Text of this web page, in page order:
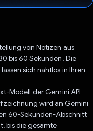
von Notizen aus
bis 60 Sekunden. Die
sich nahtlos in Ihren
Modell der Gemini API
wird an Gemini
60-Sekunden-Abschnitt
bis die gesamte